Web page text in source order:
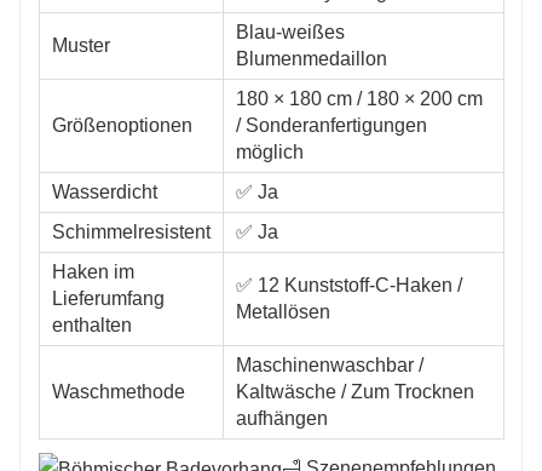
Muster
Blau-weißes
Blumenmedaillon
Größenoptionen
180 × 180 cm / 180 × 200 cm
/ Sonderanfertigungen
möglich
Wasserdicht
✅ Ja
Schimmelresistent
✅ Ja
Haken im
Lieferumfang
enthalten
✅ 12 Kunststoff-C-Haken /
Metallösen
Waschmethode
Maschinenwaschbar /
Kaltwäsche / Zum Trocknen
aufhängen